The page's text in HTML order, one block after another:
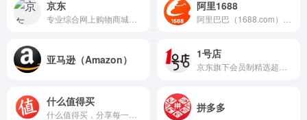
京东 阿里1688
亚马逊（Amazon） 1号店
什么值得买 拼多多